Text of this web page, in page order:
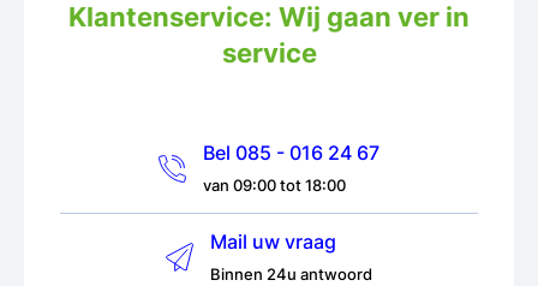
Klantenservice: Wij gaan ver in
service
Bel 085 - 016 24 67
van 09:00 tot 18:00
Mail uw vraag
Binnen 24u antwoord